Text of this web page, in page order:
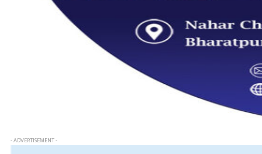
- ADVERTISEMENT -